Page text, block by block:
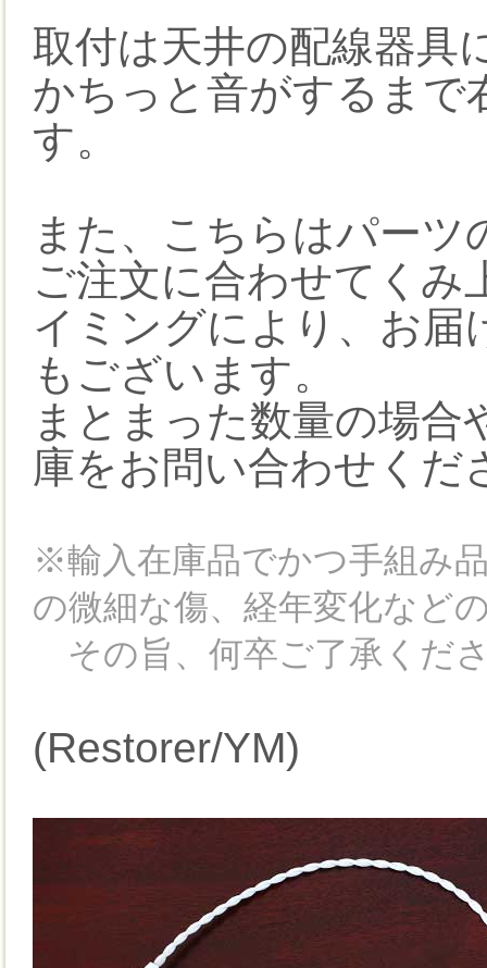
取付は天井の配線器具
かちっと音がするまで
す。
また、こちらはパー
ご注文に合わせてくみ
イミングにより、お届
もございます。
まとまった数量の場合
庫をお問い合わせくだ
※輸入在庫品でかつ手組み
の微細な傷、経年変化など
その旨、何卒ご了承くだ
(Restorer/YM)